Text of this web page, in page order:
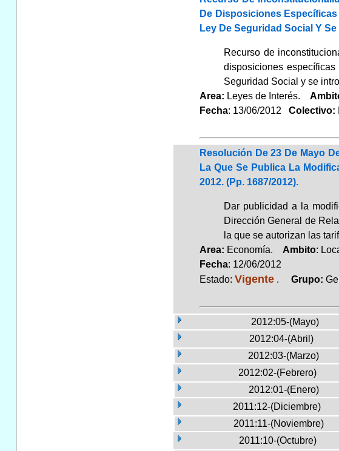
De Disposiciones
Ley De Seguridad Social Y
Recurso de
disposiciones
Seguridad Social y se
Area: Leyes de Interés.
Fecha: 13/06/2012 Colectivo:
Resolución De 23 De Mayo
La Que Se Publica La
2012. (Pp. 1687/2012).
Dar publicidad a la
Dirección General de
la que se autorizan las
Area: Economía. Ambito:
Fecha: 12/06/2012
Estado: Vigente. Grupo:
2012:05-(Mayo)
2012:04-(Abril)
2012:03-(Marzo)
2012:02-(Febrero)
2012:01-(Enero)
2011:12-(Diciembre)
2011:11-(Noviembre)
2011:10-(Octubre)